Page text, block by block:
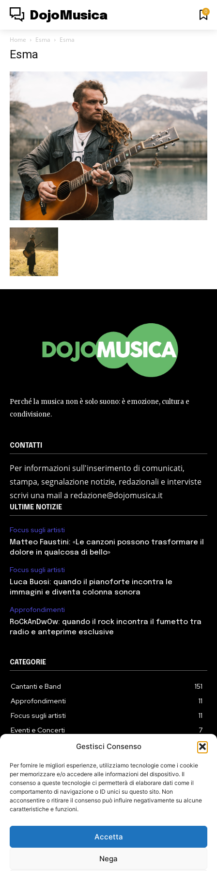
Gestisci Consenso
Per fornire le migliori esperienze, utilizziamo tecnologie come i cookie
per memorizzare e/o accedere alle informazioni del dispositivo. Il
consenso a queste tecnologie ci permetterà di elaborare dati come il
comportamento di navigazione o ID unici su questo sito. Non
acconsentire o ritirare il consenso può influire negativamente su alcune
caratteristiche e funzioni.
Accetta
Nega
DojoMusica 0
Home Esma Esma
Esma
Perché la musica non è solo suono: è emozione, cultura e
condivisione.
CONTATTI
Per informazioni sull'inserimento di comunicati,
stampa, segnalazione notizie, redazionali e interviste
scrivi una mail a redazione@dojomusica.it
ULTIME NOTIZIE
Focus sugli artisti
Matteo Faustini: «Le canzoni possono trasformare il
dolore in qualcosa di bello»
Focus sugli artisti
Luca Buosi: quando il pianoforte incontra le
immagini e diventa colonna sonora
Approfondimenti
RoCkAnDwOw: quando il rock incontra il fumetto tra
radio e anteprime esclusive
CATEGORIE
Cantanti e Band
151
Approfondimenti
11
Focus sugli artisti
11
Eventi e Concerti
7
3
COOKIE POLICY (UE)
Sede legale in Via Alessio Baldovinetti 13 - 00142 - Roma - P.Iva: